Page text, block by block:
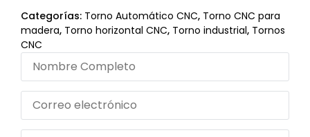
Categorías: Torno Automático CNC, Torno CNC para
madera, Torno horizontal CNC, Torno industrial, Tornos
CNC